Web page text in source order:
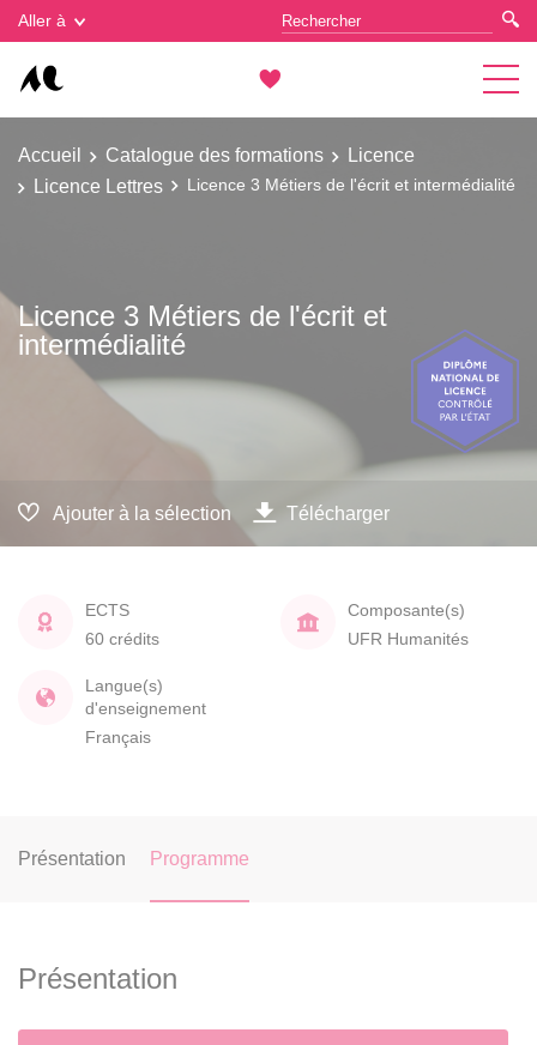
Aller à
Accueil Catalogue des formations
Licence
Licence Lettres
Licence 3 Métiers de l'écrit et intermédialité
Licence 3 Métiers de l'écrit et
intermédialité
Ajouter à la sélection Télécharger
ECTS
60 crédits
Composante(s)
UFR Humanités
Langue(s)
d'enseignement
Français
Présentation Programme
Présentation
Gestion des cookies